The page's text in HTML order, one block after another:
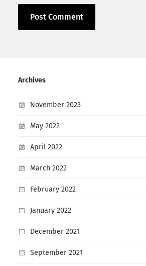
Archives
November 2023
May 2022
April 2022
March 2022
February 2022
January 2022
December 2021
September 2021